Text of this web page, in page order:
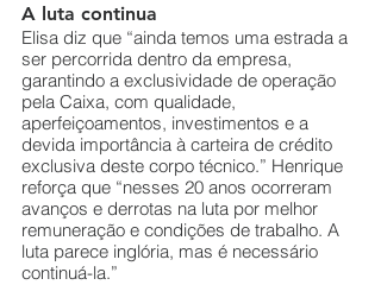
A luta continua
Elisa diz que “ainda temos uma estrada a
ser percorrida dentro da empresa,
garantindo a exclusividade de operação
pela Caixa, com qualidade,
aperfeiçoamentos, investimentos e a
devida importância à carteira de crédito
exclusiva deste corpo técnico.” Henrique
reforça que “nesses 20 anos ocorreram
avanços e derrotas na luta por melhor
remuneração e condições de trabalho. A
luta parece inglória, mas é necessário
continuá-la.”